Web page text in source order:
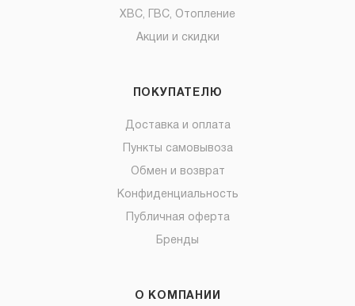
ХВС, ГВС, Отопление
Акции и скидки
ПОКУПАТЕЛЮ
Доставка и оплата
Пункты самовывоза
Обмен и возврат
Конфиденциальность
Публичная оферта
Бренды
О КОМПАНИИ